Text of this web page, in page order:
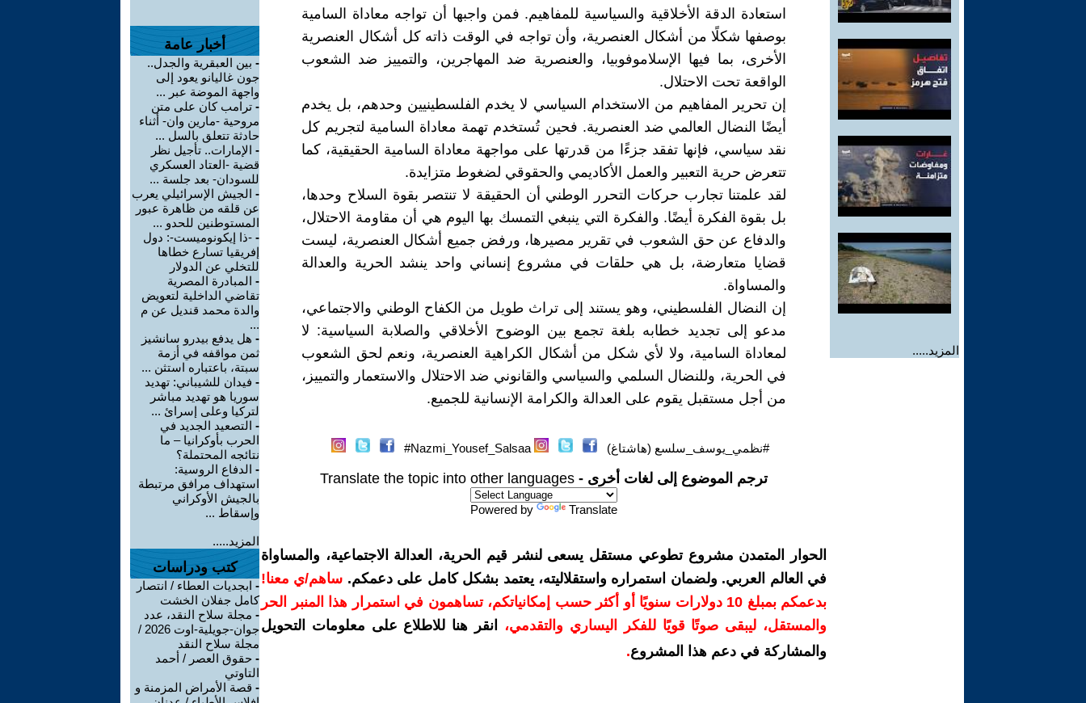
المزيد.....
استعادة ‏الدقة الأخلاقية والسياسية للمفاهيم. فمن واجبها أن تواجه معاداة السامية
بوصفها شكلًا ‏من أشكال العنصرية، وأن تواجه في الوقت ذاته كل أشكال العنصرية
الأخرى، بما فيها ‏الإسلاموفوبيا، والعنصرية ضد المهاجرين، والتمييز ضد الشعوب
الواقعة تحت ‏الاحتلال‎.‎
إن تحرير المفاهيم من الاستخدام السياسي لا يخدم الفلسطينيين وحدهم، بل يخدم
أيضًا ‏النضال العالمي ضد العنصرية. فحين تُستخدم تهمة معاداة السامية لتجريم كل
نقد ‏سياسي، فإنها تفقد جزءًا من قدرتها على مواجهة معاداة السامية الحقيقية، كما
تتعرض ‏حرية التعبير والعمل الأكاديمي والحقوقي لضغوط متزايدة‎.‎
لقد علمتنا تجارب حركات التحرر الوطني أن الحقيقة لا تنتصر بقوة السلاح وحدها،
بل ‏بقوة الفكرة أيضًا. والفكرة التي ينبغي التمسك بها اليوم هي أن مقاومة الاحتلال،
والدفاع ‏عن حق الشعوب في تقرير مصيرها، ورفض جميع أشكال العنصرية، ليست
قضايا ‏متعارضة، بل هي حلقات في مشروع إنساني واحد ينشد الحرية والعدالة
والمساواة‎.‎
إن النضال الفلسطيني، وهو يستند إلى تراث طويل من الكفاح الوطني والاجتماعي،
‏مدعو إلى تجديد خطابه بلغة تجمع بين الوضوح الأخلاقي والصلابة السياسية: لا
‏لمعاداة السامية، ولا لأي شكل من أشكال الكراهية العنصرية، ونعم لحق الشعوب
في ‏الحرية، وللنضال السلمي والسياسي والقانوني ضد الاحتلال والاستعمار والتمييز،
من ‏أجل مستقبل يقوم على العدالة والكرامة الإنسانية للجميع‎.‎
#نظمي_يوسف_سلسع (هاشتاغ) Nazmi_Yousef_Salsaa#
ترجم الموضوع إلى لغات أخرى - Translate the topic into other languages
Powered by Translate
الحوار المتمدن مشروع تطوعي مستقل يسعى لنشر قيم الحرية، العدالة الاجتماعية، والمساواة
في العالم العربي. ولضمان استمراره واستقلاليته، يعتمد بشكل كامل على دعمكم. ساهم/ي معنا!
بدعمكم بمبلغ 10 دولارات سنويًا أو أكثر حسب إمكانياتكم، تساهمون في استمرار هذا المنبر الحر
والمستقل، ليبقى صوتًا قويًا للفكر اليساري والتقدمي،
انقر هنا للاطلاع على معلومات التحويل
والمشاركة في دعم هذا المشروع.
أخبار عامة
- بين العبقرية والجدل..
جون غاليانو يعود إلى
واجهة الموضة عبر ...
- ترامب كان على متن
مروحية -مارين وان- أثناء
حادثة تتعلق بالسل ...
- الإمارات.. تأجيل نظر
قضية -العتاد العسكري
للسودان- بعد جلسة ...
- الجيش الإسرائيلي يعرب
عن قلقه من ظاهرة عبور
المستوطنين للحدو ...
- -ذا إيكونوميست-: دول
إفريقيا تسارع خطاها
للتخلي عن الدولار
- المبادرة المصرية
تقاضي الداخلية لتعويض
والدة محمد قنديل عن م
...
- هل يدفع بيدرو سانشيز
ثمن مواقفه في أزمة
سبتة، باعتباره استثن ...
- فيدان للشيباني: تهديد
سوريا هو تهديد مباشر
لتركيا وعلى إسرائ ...
- التصعيد الجديد في
الحرب بأوكرانيا – ما
نتائجه المحتملة؟
- الدفاع الروسية:
استهداف مرافق مرتبطة
بالجيش الأوكراني
وإسقاط ...
المزيد.....
كتب ودراسات
- ابجديات العطاء / انتصار
كامل جفلان الخشت
- مجلة سلاح النقد، عدد
جوان-جويلية-اوت 2026 /
مجلة سلاح النقد
- حقوق العصر / أحمد
التاوتي
- قصة الأمراض المزمنة و